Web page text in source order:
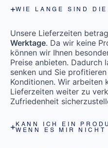
WIE LANGE SIND
Unsere Lieferzeiten
Werktage. Da wir keine
können wir Ihnen
Preise anbieten. Dadurch
senken und Sie
Konditionen. Wir arbeiten
Lieferzeiten weiter zu
Zufriedenheit
KANN ICH EIN
WENN ES MIR NICHT